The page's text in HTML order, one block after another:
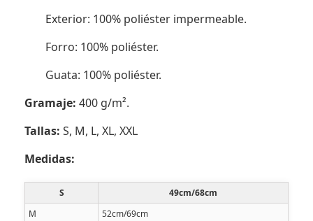
Exterior: 100% poliéster impermeable.
Forro: 100% poliéster.
Guata: 100% poliéster.
Gramaje: 400 g/m².
Tallas: S, M, L, XL, XXL
Medidas:
S
49cm/68cm
M
52cm/69cm